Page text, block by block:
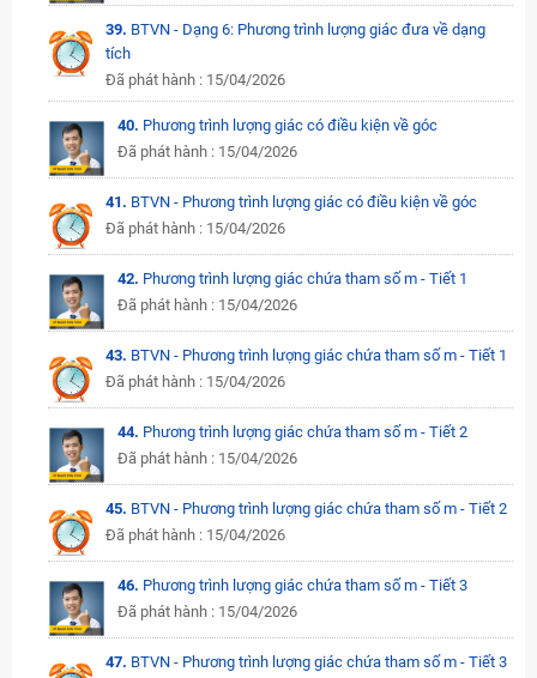
39. BTVN - Dạng 6: Phương trình lượng giác đưa về dạng
tích
Đã phát hành : 15/04/2026
40. Phương trình lượng giác có điều kiện về góc
Đã phát hành : 15/04/2026
41. BTVN - Phương trình lượng giác có điều kiện về góc
Đã phát hành : 15/04/2026
42. Phương trình lượng giác chứa tham số m - Tiết 1
Đã phát hành : 15/04/2026
43. BTVN - Phương trình lượng giác chứa tham số m - Tiết 1
Đã phát hành : 15/04/2026
44. Phương trình lượng giác chứa tham số m - Tiết 2
Đã phát hành : 15/04/2026
45. BTVN - Phương trình lượng giác chứa tham số m - Tiết 2
Đã phát hành : 15/04/2026
46. Phương trình lượng giác chứa tham số m - Tiết 3
Đã phát hành : 15/04/2026
47. BTVN - Phương trình lượng giác chứa tham số m - Tiết 3